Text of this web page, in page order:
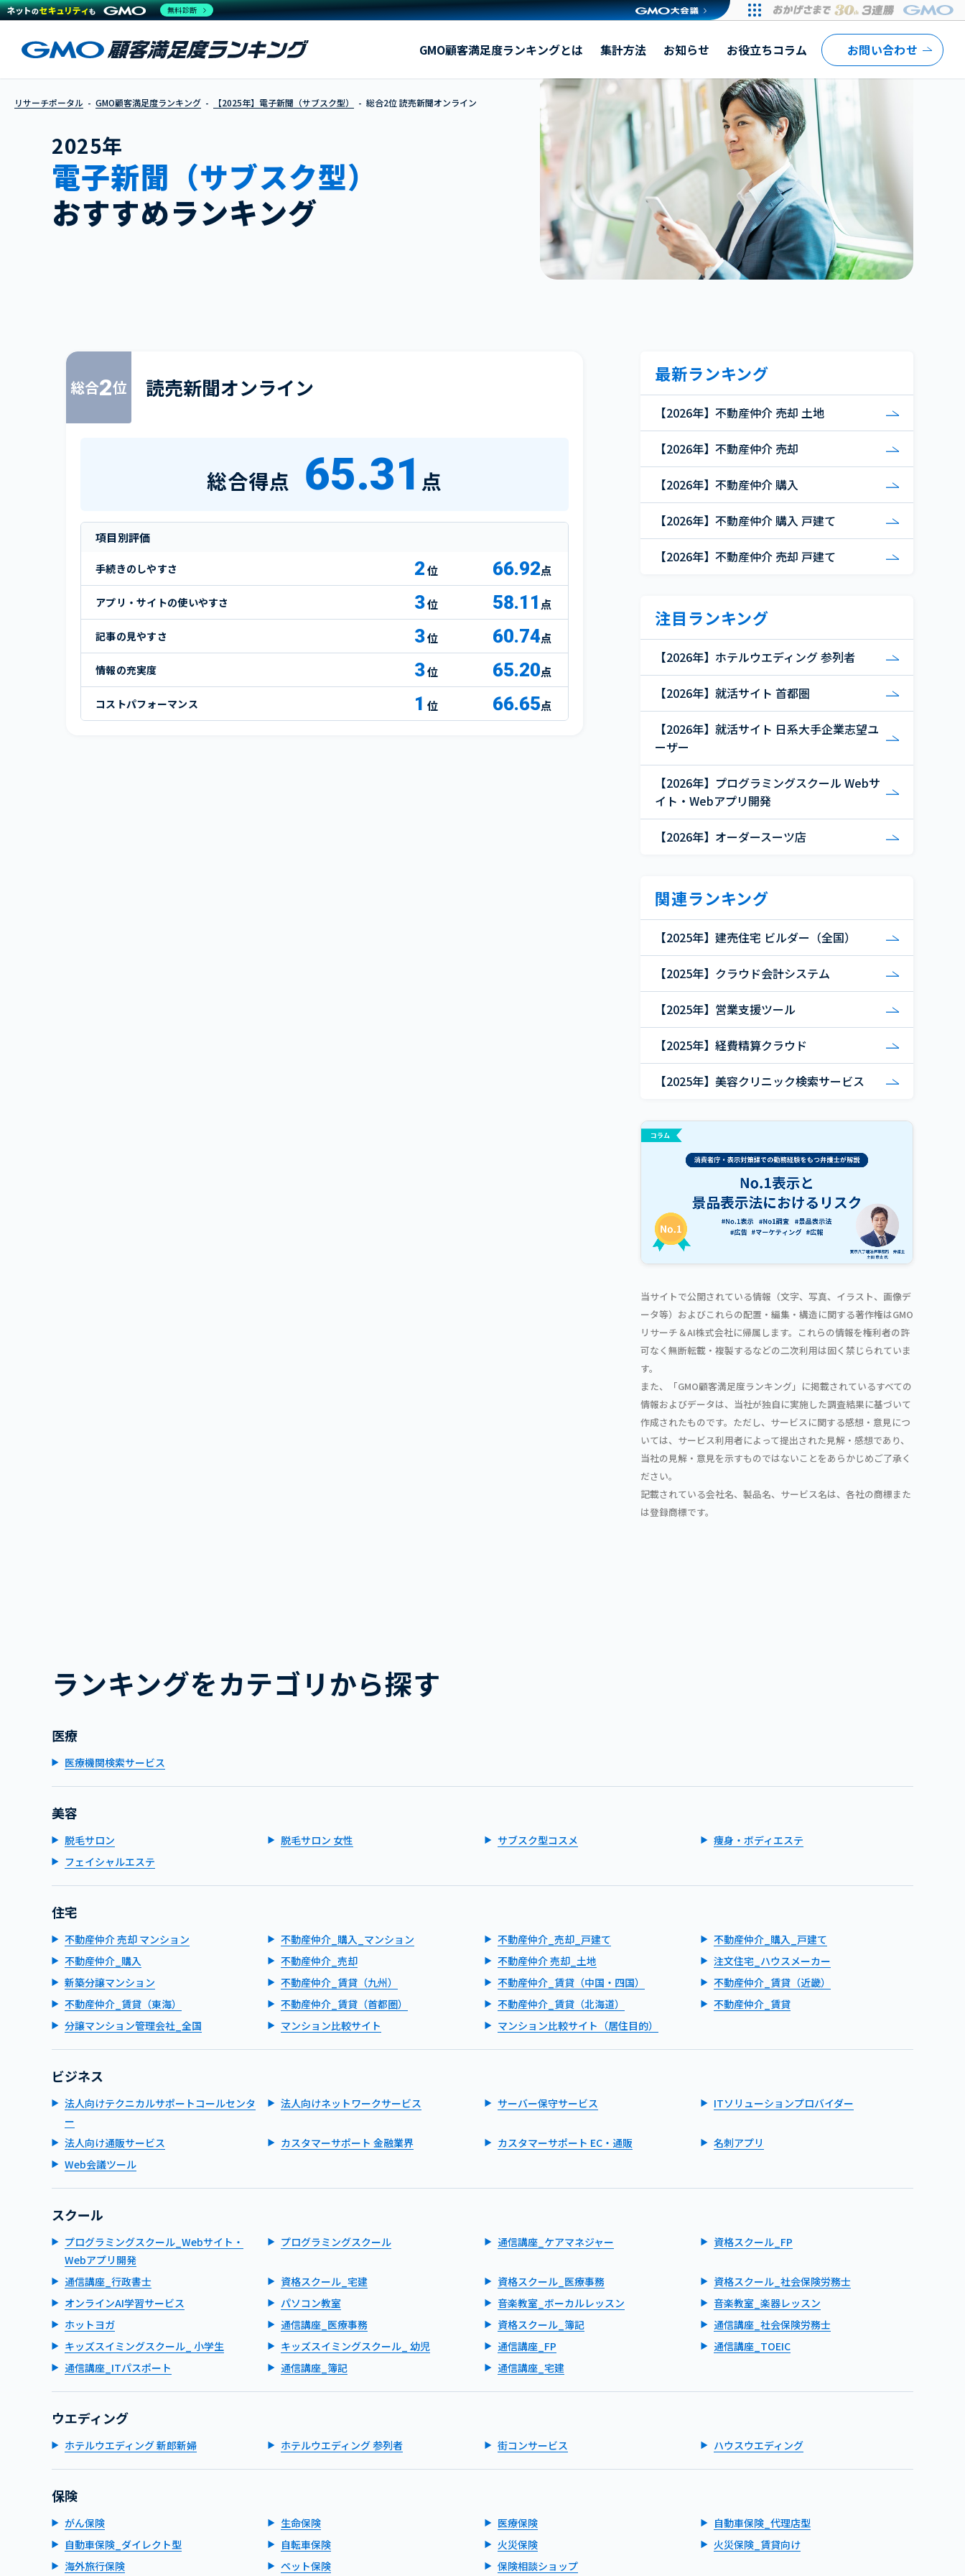
読売新聞オンラインGMO顧客満足度ランキングとは 集計方法 お知らせ お役立ちコラム お問い合わせ
リサーチポータル GMO顧客満足度ランキング 【2025年】電子新聞（サブスク型） 総合2位 読売新聞オンライン
2025年
電子新聞（サブスク型）
おすすめランキング
総合2位 読売新聞オンライン
総合得点 65.31 点
項目別評価
手続きのしやすさ 2 66.92点
アプリ・サイトの使いやすさ 3 58.11 点
記事の見やすさ 3 60.74点
情報の充実度 3 65.20点
コストパフォーマンス 1 66.65点
最新ランキング
【2026年】不動産仲介 売却 土地
【2026年】不動産仲介 売却
【2026年】不動産仲介 購入
【2026年】不動産仲介 購入 戸建て
【2026年】不動産仲介 売却 戸建て
注目ランキング
【2026年】ホテルウエディング 参列者
【2026年】就活サイト 首都圏
【2026年】就活サイト 日系大手企業志望ユ
ーザー
【2026年】プログラミングスクール Webサ
イト・Webアプリ開発
【2026年】オーダースーツ店
関連ランキング
【2025年】建売住宅 ビルダー（全国）
【2025年】クラウド会計システム
【2025年】営業支援ツール
【2025年】経費精算クラウド
【2025年】美容クリニック検索サービス
当サイトで公開されている情報（文字、写真、イラスト、画像デ
ータ等）およびこれらの配置・編集・構造に関する著作権はGMO
リサーチ＆AI株式会社に帰属します。これらの情報を権利者の許
可なく無断転載・複製するなどの二次利用は固く禁じられていま
す。
また、「GMO顧客満足度ランキング」に掲載されているすべての
情報およびデータは、当社が独自に実施した調査結果に基づいて
作成されたものです。ただし、サービスに関する感想・意見につ
いては、サービス利用者によって提出された見解・感想であり、
当社の見解・意見を示すものではないことをあらかじめご了承く
ださい。
記載されている会社名、製品名、サービス名は、各社の商標また
は登録商標です。
ランキングをカテゴリから探す
医療
医療機関検索サービス
美容
脱毛サロン 脱毛サロン 女性 サブスク型コスメ
痩身・ボディエステ
フェイシャルエステ
住宅
不動産仲介 売却 マンション 不動産仲介_購入_マンション 不動産仲介_売却_戸建て
不動産仲介_購入_戸建て
不動産仲介_購入
不動産仲介_売却 不動産仲介 売却_土地
注文住宅_ハウスメーカー
新築分譲マンション
不動産仲介_賃貸（九州） 不動産仲介_賃貸（中国・四国）
不動産仲介_賃貸（近畿）
不動産仲介_賃貸（東海）
不動産仲介_賃貸（首都圏） 不動産仲介_賃貸（北海道）
不動産仲介_賃貸
分譲マンション管理会社_全国
マンション比較サイト マンション比較サイト（居住目的）
ビジネス
法人向けテクニカルサポートコールセンタ
ー
法人向けネットワークサービス サーバー保守サービス ITソリューションプロバイダー
法人向け通販サービス カスタマーサポート 金融業界 カスタマーサポート EC・通販
名刺アプリ
Web会議ツール
スクール
プログラミングスクール_Webサイト・
Webアプリ開発
プログラミングスクール 通信講座_ケアマネジャー 資格スクール_FP
通信講座_行政書士 資格スクール_宅建 資格スクール_医療事務
資格スクール_社会保険労務士
オンラインAI学習サービス
パソコン教室 音楽教室_ボーカルレッスン
音楽教室_楽器レッスン
ホットヨガ
通信講座_医療事務 資格スクール_簿記
通信講座_社会保険労務士
キッズスイミングスクール_ 小学生
キッズスイミングスクール_ 幼児 通信講座_FP
通信講座_TOEIC
通信講座_ITパスポート
通信講座_簿記 通信講座_宅建
ウエディング
ホテルウエディング 新郎新婦 ホテルウエディング 参列者 街コンサービス ハウスウエディング
保険
がん保険 生命保険 医療保険
自動車保険_代理店型
自動車保険_ダイレクト型
自転車保険 火災保険
火災保険_賃貸向け
海外旅行保険
ペット保険 保険相談ショップ
無料診断